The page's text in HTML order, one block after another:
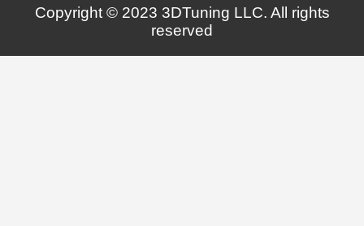
Copyright © 2023 3DTuning LLC. All rights
reserved